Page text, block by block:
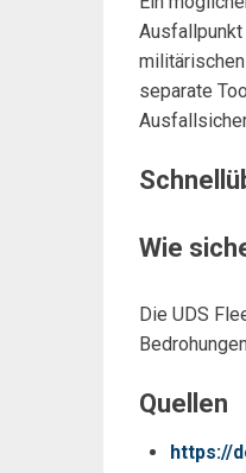
separate
Wie
Die UDS
Quellen
https://